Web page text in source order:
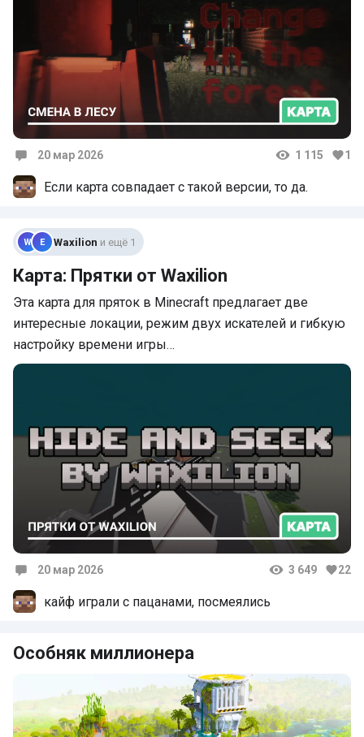
20 мар 2026 1 115 1
Если карта совпадает с такой версии, то да.
W E Waxilion и ещё 1
Карта: Прятки от Waxilion
Эта карта для пряток в Minecraft предлагает две
интересные локации, режим двух искателей и гибкую
настройку времени игры…
20 мар 2026 3 649 22
кайф играли с пацанами, посмеялись
Особняк миллионера